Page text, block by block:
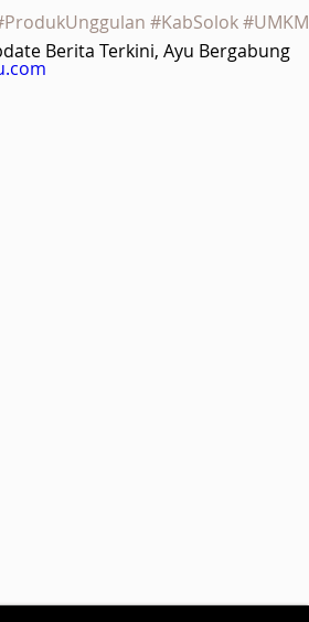
#KabSolok #UMKM
Berita Terkini, Ayu Bergabung